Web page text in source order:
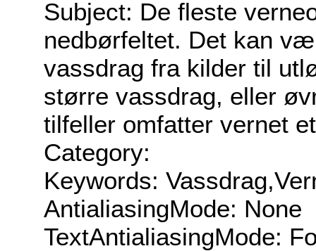
Subject: De fleste
nedbørfeltet. Det kan
vassdrag fra kilder til
større vassdrag, eller
tilfeller omfatter vernet
Category:
Keywords:
AntialiasingMode: None
TextAntialiasingMode: